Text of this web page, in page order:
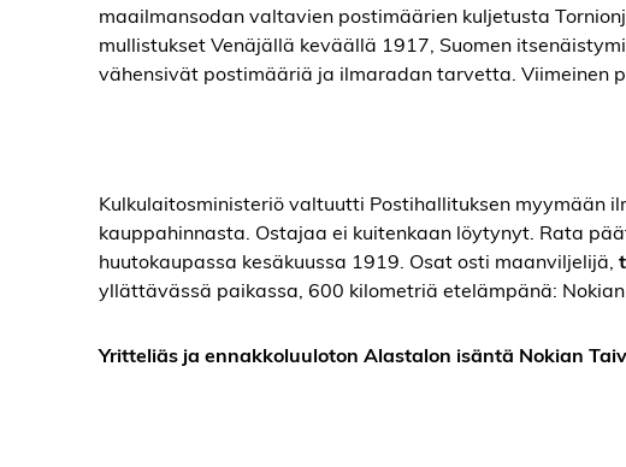
maailmansodan valtavien postimäärien kuljetusta
mullistukset Venäjällä keväällä 1917, Suomen
vähensivät postimääriä ja ilmaradan tarvetta. Viimeinen
Kulkulaitosministeriö valtuutti Postihallituksen myymään
kauppahinnasta. Ostajaa ei kuitenkaan löytynyt. Rata
huutokaupassa kesäkuussa 1919. Osat osti maanviljelijä,
yllättävässä paikassa, 600 kilometriä etelämpänä:
Yritteliäs ja ennakkoluuloton Alastalon isäntä Nokian